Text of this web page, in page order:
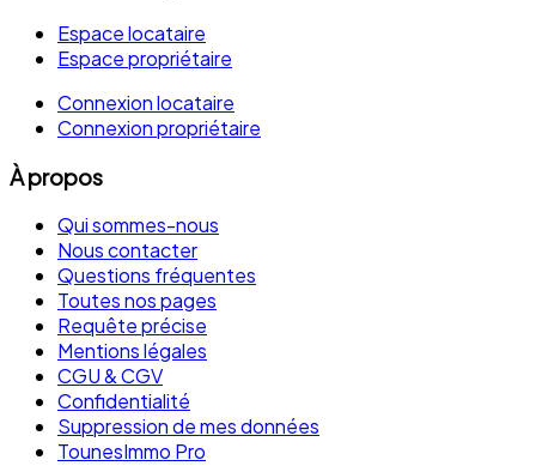
Espace locataire
Espace propriétaire
Connexion locataire
Connexion propriétaire
À propos
Qui sommes-nous
Nous contacter
Questions fréquentes
Toutes nos pages
Requête précise
Mentions légales
CGU & CGV
Confidentialité
Suppression de mes données
TounesImmo Pro